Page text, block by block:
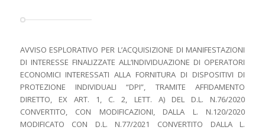
AVVISO ESPLORATIVO PER L’ACQUISIZIONE DI MANIFESTAZIONI
DI INTERESSE FINALIZZATE ALL’INDIVIDUAZIONE DI OPERATORI
ECONOMICI INTERESSATI ALLA FORNITURA DI DISPOSITIVI DI
PROTEZIONE INDIVIDUALI “DPI”, TRAMITE AFFIDAMENTO
DIRETTO, EX ART. 1, C. 2, LETT. A) DEL D.L. N.76/2020
CONVERTITO, CON MODIFICAZIONI, DALLA L. N.120/2020
MODIFICATO CON D.L. N.77/2021 CONVERTITO DALLA L.